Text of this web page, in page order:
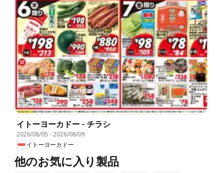
イトーヨーカドー - チラシ
2026/08/05 -2026/08/09
イトーヨーカドー
他のお気に入り製品